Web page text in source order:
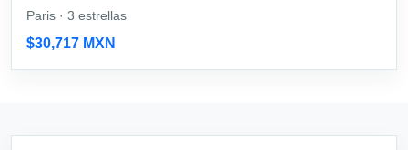
Paris · 3 estrellas
$30,717 MXN